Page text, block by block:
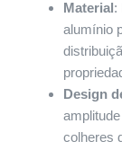
Material:
alumínio
Design
colheres